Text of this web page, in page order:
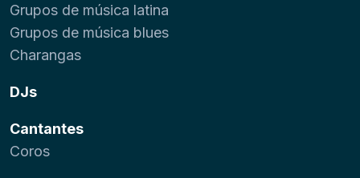
Grupos de música latina
Grupos de música blues
Charangas
DJs
Cantantes
Coros